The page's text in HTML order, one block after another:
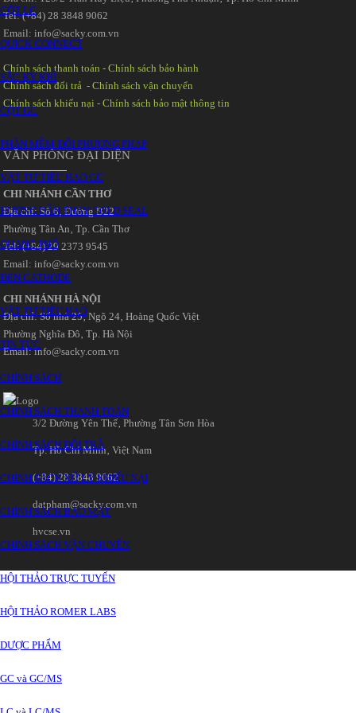
CỘT LC
QUICK CONNECT
SẮC KÝ KHÍ
CỘT GC
PHẦN MỀM ĐỔI PHƯƠNG PHÁP
VẬT TƯ TIÊU HAO GC
HƯỚNG DẪN THAY GOLD SEAL
QUANG PHỔ
ĐÈN CATHODE
VẬT TƯ TIÊU HAO
TIN TỨC
CHÍNH SÁCH
CHÍNH SÁCH THANH TOÁN
CHÍNH SÁCH ĐỔI TRẢ
CHÍNH SÁCH XỬ LÝ KHIẾU NẠI
CHÍNH SÁCH BẢO MẬT
CHÍNH SÁCH VẬN CHUYỂN
HỘI THẢO TRỰC TUYẾN
HỘI THẢO ROMER LABS
DƯỢC PHẨM
GC và GC/MS
Tel: (+84) 28 3848 9062
Email: info@sacky.com.vn
Chính sách thanh toán -Chính sách bảo hành
Chính sách đổi trả -Chính sách vận chuyển
Chính sách khiếu nại -Chính sách bảo mật thông tin
VĂN PHÒNG ĐẠI DIỆN
CHI NHÁNH CẦN THƠ
Địa chỉ: Số 6‚ Đường B22
Phường Tân An‚ Tp. Cần Thơ
Tel: (+84) 29 2373 9545
Email: info@sacky.com.vn
CHI NHÁNH HÀ NỘI
Địa chỉ: Số nhà 25‚ Ngõ 24‚ Hoàng Quốc Việt
Phường Nghĩa Đô‚ Tp. Hà Nội
Email: info@sacky.com.vn
3/2 Đường Yên Thế‚ Phường Tân Sơn Hòa
Tp. Hồ Chí Minh‚ Việt Nam
(+84) 28 3848 9062
datpham@sacky.com.vn
hvcse.vn